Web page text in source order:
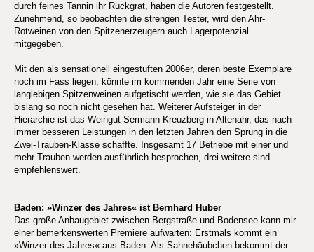
durch feines Tannin ihr Rückgrat, haben die Autoren festgestellt.
Zunehmend, so beobachten die strengen Tester, wird den Ahr-
Rotweinen von den Spitzenerzeugern auch Lagerpotenzial
mitgegeben.
Mit den als sensationell eingestuften 2006er, deren beste Exemplare
noch im Fass liegen, könnte im kommenden Jahr eine Serie von
langlebigen Spitzenweinen aufgetischt werden, wie sie das Gebiet
bislang so noch nicht gesehen hat. Weiterer Aufsteiger in der
Hierarchie ist das Weingut Sermann-Kreuzberg in Altenahr, das nach
immer besseren Leistungen in den letzten Jahren den Sprung in die
Zwei-Trauben-Klasse schaffte. Insgesamt 17 Betriebe mit einer und
mehr Trauben werden ausführlich besprochen, drei weitere sind
empfehlenswert.
Baden: »Winzer des Jahres« ist Bernhard Huber
Das große Anbaugebiet zwischen Bergstraße und Bodensee kann mir
einer bemerkenswerten Premiere aufwarten: Erstmals kommt ein
»Winzer des Jahres« aus Baden. Als Sahnehäubchen bekommt der